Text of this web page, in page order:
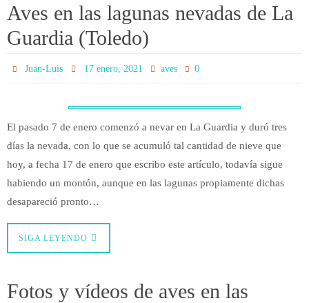
Aves en las lagunas nevadas de La
Guardia (Toledo)
Juan-Luis 17 enero, 2021 aves 0
El pasado 7 de enero comenzó a nevar en La Guardia y duró tres
días la nevada, con lo que se acumuló tal cantidad de nieve que
hoy, a fecha 17 de enero que escribo este artículo, todavía sigue
habiendo un montón, aunque en las lagunas propiamente dichas
desapareció pronto…
SIGA LEYENDO
Fotos y vídeos de aves en las